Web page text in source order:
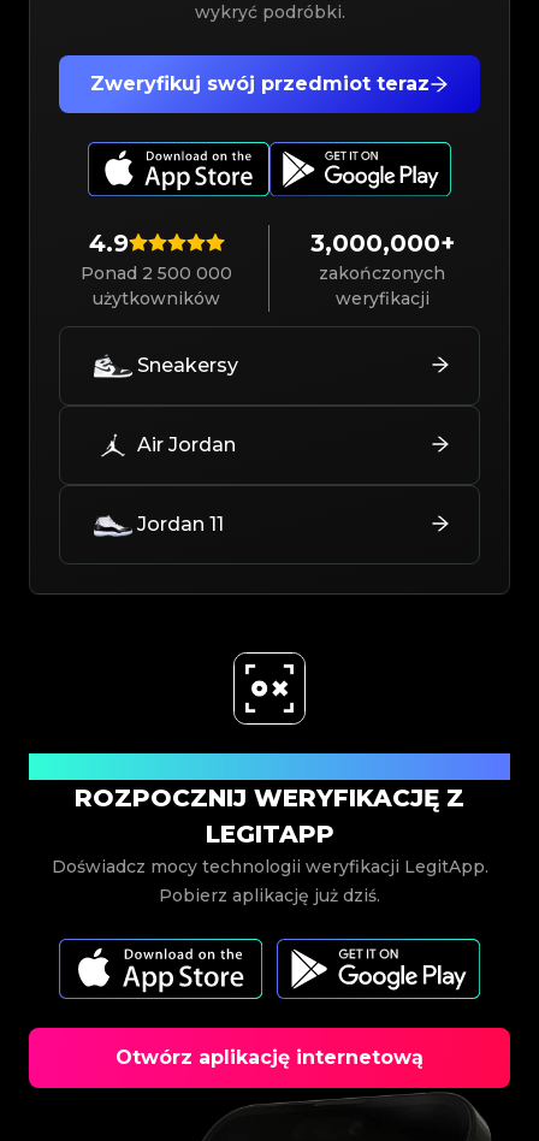
4.9
Ponad 2 500 000
użytkowników
3,000,000+
zakończonych
weryfikacji
Zweryfikuj swój przedmiot teraz
wykryć podróbki.
Sneakersy
Air Jordan
Jordan 11
ROZPOCZNIJ WERYFIKACJĘ Z
LEGITAPP
Doświadcz mocy technologii weryfikacji LegitApp.
Pobierz aplikację już dziś.
Otwórz aplikację internetową